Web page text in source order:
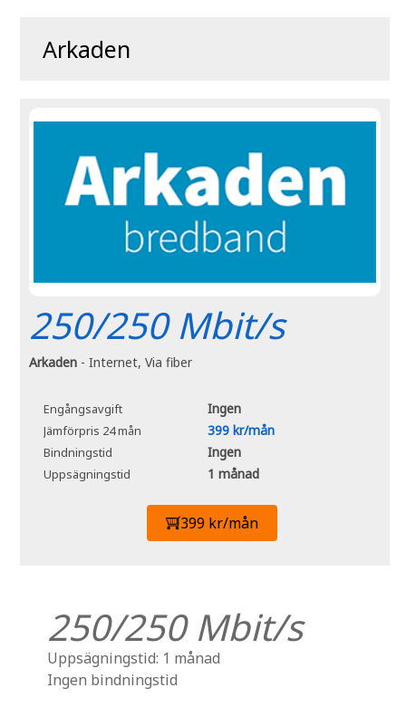
Arkaden
250/250 Mbit/s
Arkaden - Internet, Via fiber
Engångsavgift Ingen
Jämförpris 24 mån 399 kr/mån
Bindningstid Ingen
Uppsägningstid 1 månad
399 kr/mån
250/250 Mbit/s
Uppsägningstid: 1 månad
Ingen bindningstid